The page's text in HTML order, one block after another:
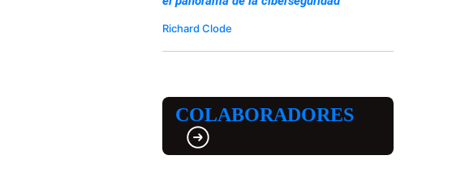
Richard Clode
COLABORADORES